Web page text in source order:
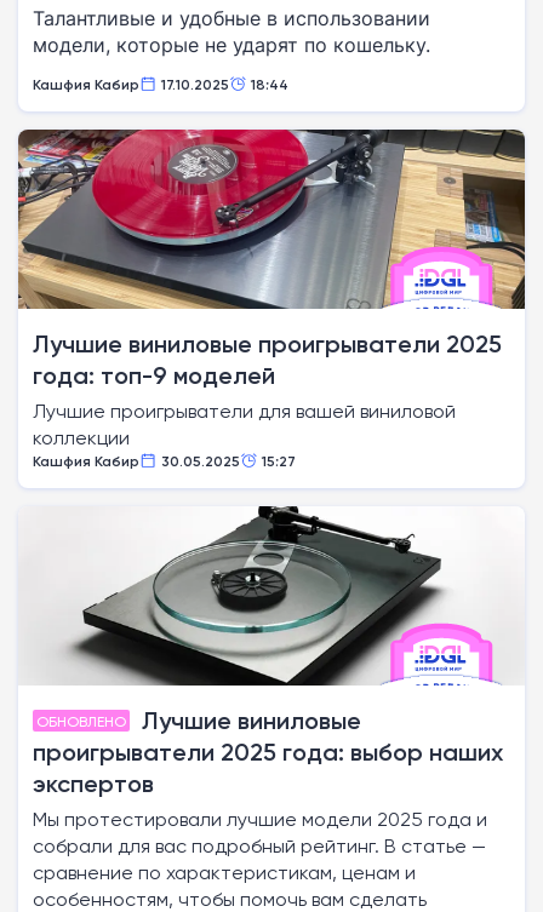
Талантливые и удобные в использовании
модели, которые не ударят по кошельку.
Кашфия Кабир 17.10.2025 18:44
Лучшие виниловые проигрыватели 2025
года: топ-9 моделей
Лучшие проигрыватели для вашей виниловой
коллекции
Кашфия Кабир 30.05.2025 15:27
ОБНОВЛЕНО
Лучшие виниловые
проигрыватели 2025 года: выбор наших
экспертов
Мы протестировали лучшие модели 2025 года и
собрали для вас подробный рейтинг. В статье —
сравнение по характеристикам, ценам и
особенностям, чтобы помочь вам сделать